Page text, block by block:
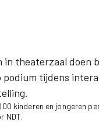
kinderen en jongeren
NDT.